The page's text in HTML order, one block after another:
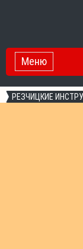
Toggle
Меню
РЕЗЧИЦКИЕ